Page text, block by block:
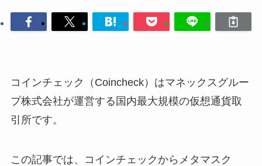
コインチェック（Coincheck）はマネックスグルー
プ株式会社が運営する国内最大規模の仮想通貨取
引所です。
この記事では、コインチェックからメタマスク